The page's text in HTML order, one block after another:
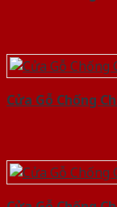
Cửa Gỗ Chống